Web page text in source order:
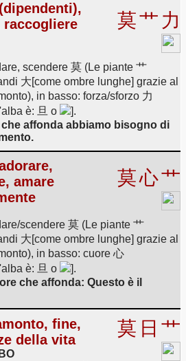
raccogliere
莫艹 力
scendere 莫 (Le piante 艹
大[come ombre lunghe] grazie al
in basso: forza/sforzo 力
è: 旦 o
].
affonda abbiamo bisogno di
amare
莫心艹
scendere 莫 (Le piante 艹
大[come ombre lunghe] grazie al
in basso: cuore 心
è: 旦 o
].
che affonda: Questo è il
fine,
della vita
BO
莫 日 艹